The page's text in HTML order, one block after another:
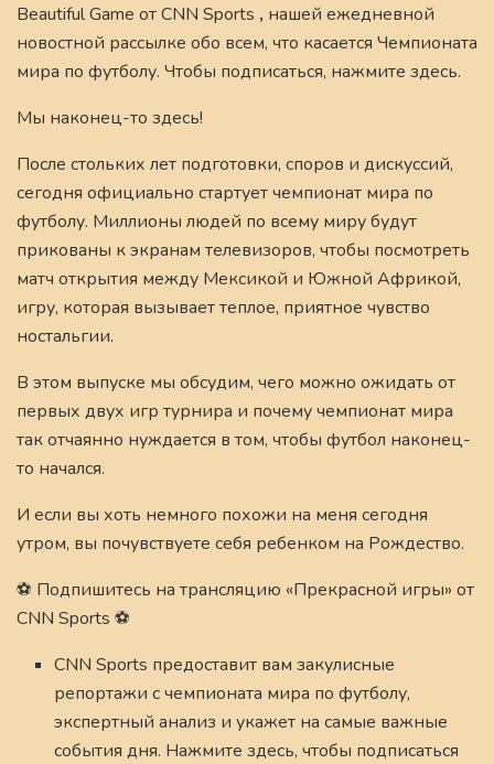
Beautiful Game от CNN Sports , нашей ежедневной
новостной рассылке обо всем, что касается Чемпионата
мира по футболу. Чтобы подписаться, нажмите здесь.
Мы наконец-то здесь!
После стольких лет подготовки, споров и дискуссий,
сегодня официально стартует чемпионат мира по
футболу. Миллионы людей по всему миру будут
прикованы к экранам телевизоров, чтобы посмотреть
матч открытия между Мексикой и Южной Африкой,
игру, которая вызывает теплое, приятное чувство
ностальгии.
В этом выпуске мы обсудим, чего можно ожидать от
первых двух игр турнира и почему чемпионат мира
так отчаянно нуждается в том, чтобы футбол наконец-
то начался.
И если вы хоть немного похожи на меня сегодня
утром, вы почувствуете себя ребенком на Рождество.
⚽️ Подпишитесь на трансляцию «Прекрасной игры» от
CNN Sports ⚽️
CNN Sports предоставит вам закулисные
репортажи с чемпионата мира по футболу,
экспертный анализ и укажет на самые важные
события дня. Нажмите здесь, чтобы подписаться